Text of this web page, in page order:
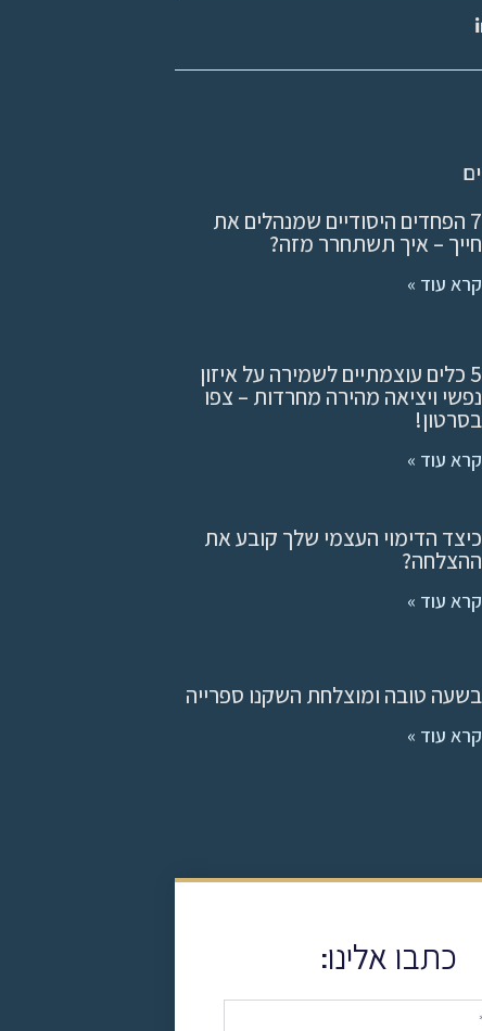
7 הפחדים היסודיים שמנהלים את
חייך – איך תשתחרר מזה?
קרא עוד »
5 כלים עוצמתיים לשמירה על איזון
נפשי ויציאה מהירה מחרדות – צפו
בסרטון!
קרא עוד »
כיצד הדימוי העצמי שלך קובע את
ההצלחה?
קרא עוד »
בשעה טובה ומוצלחת השקנו ספרייה
קרא עוד »
כתבו אלינו: